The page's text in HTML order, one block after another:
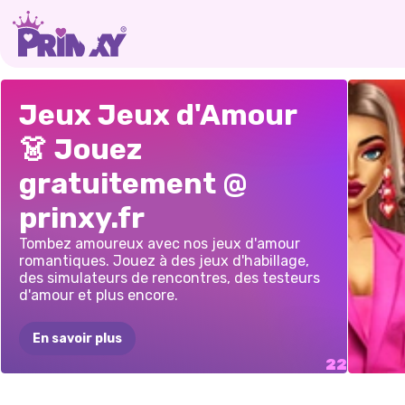
LA
PISCINE
DE
DESTIN
PAIX
DELUXE
DE
LA
SAINT-
VALENTIN
AVEC
Jeux Jeux d'Amour
👗 Jouez
gratuitement @
prinxy.fr
Tombez amoureux avec nos jeux d'amour
romantiques. Jouez à des jeux d'habillage,
des simulateurs de rencontres, des testeurs
d'amour et plus encore.
En savoir plus